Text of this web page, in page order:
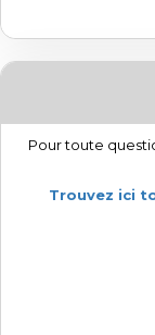
Pour toute
Trouvez ici